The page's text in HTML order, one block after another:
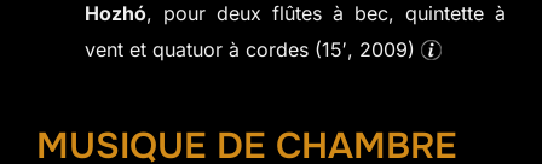
Hozhó, pour deux flûtes à bec, quintette à
vent et quatuor à cordes (15′, 2009)
MUSIQUE DE CHAMBRE